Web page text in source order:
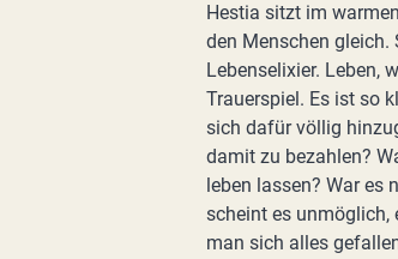
Hestia sitzt im
den Menschen gleich.
Lebenselixier. Leben,
Trauerspiel. Es ist so
sich dafür völlig
damit zu bezahlen?
leben lassen? War es
scheint es unmöglich,
man sich alles